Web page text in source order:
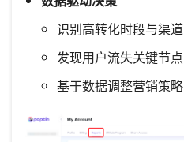
识别高转化时段与渠道
发现用户流失关键节点
基于数据调整营销策略